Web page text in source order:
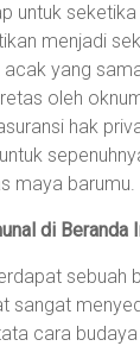
untuk
menjadi
yang
oleh
hak
maya barumu.
di
sebuah
sangat
cara